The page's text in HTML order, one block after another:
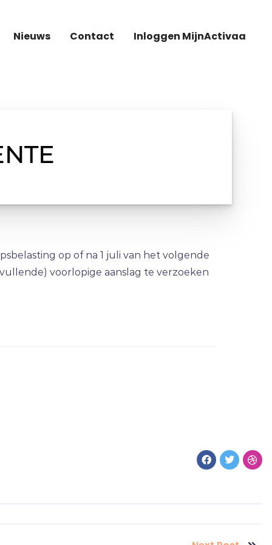
Nieuws Contact Inloggen MijnActivaa
op of na 1 juli van het volgende
voorlopige aanslag te verzoeken